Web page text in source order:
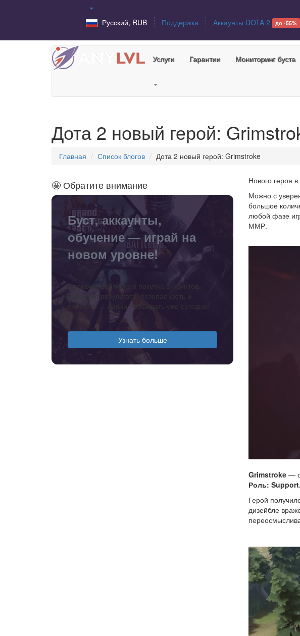
Русский, RUB Поддержка Аккаунты DOTA 2 до -55%
Услуги Гарантии Мониторинг буста
Дота 2 новый герой:
Главная Список блогов Дота 2 новый герой: Grimstroke
Нового героя
Можно с
большое
любой фазе
ММР.
Grimstroke —
Роль:
Герой
дизейбле
🤩 Обратите внимание
Буст, аккаунты,
обучение — играй на
новом уровне!
Прокачка рейтинга и покупка аккаунтов.
Гарантия результата, безопасность и
скорость — начни побеждать уже сегодня!
Узнать больше